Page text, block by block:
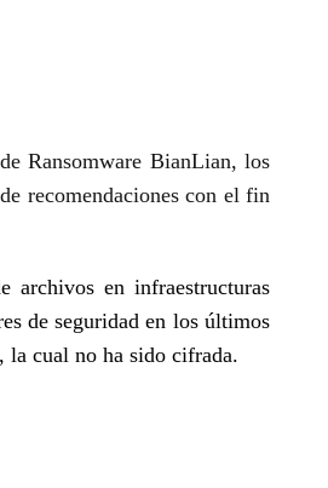
Ransomware BianLian, los
recomendaciones con el fin
archivos en infraestructuras
de seguridad en los últimos
la cual no ha sido cifrada.